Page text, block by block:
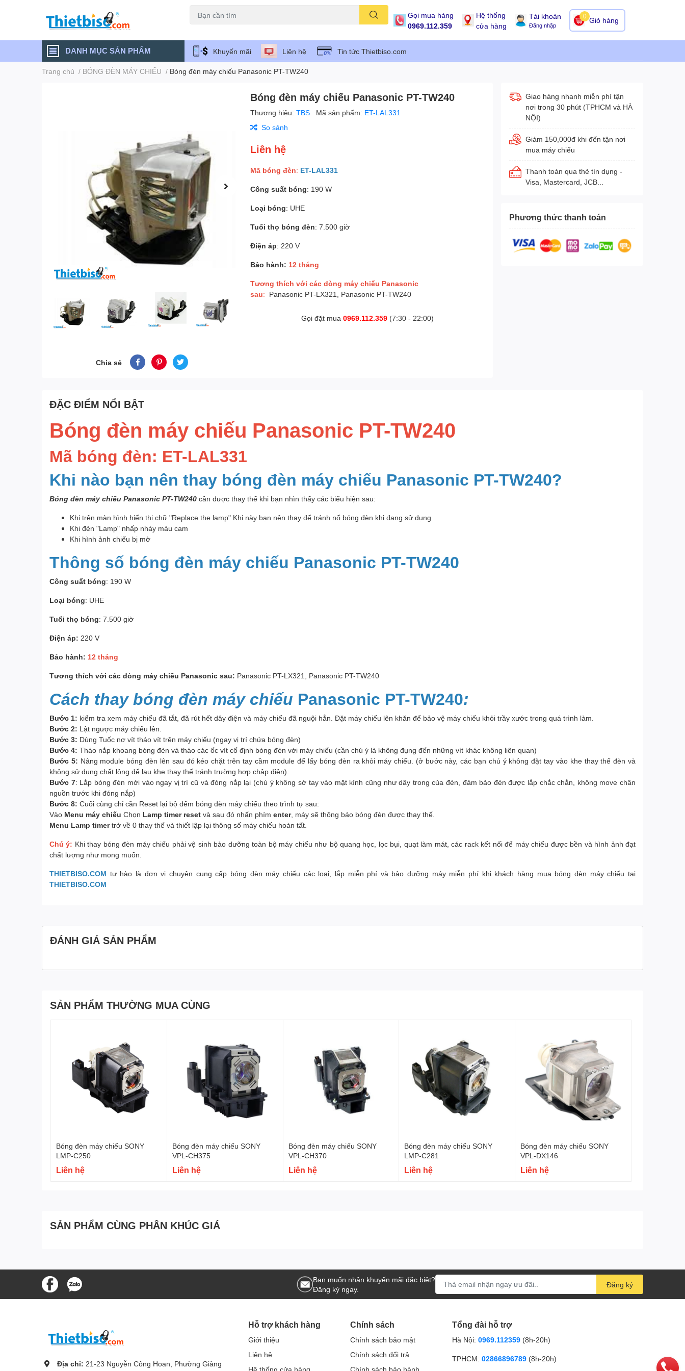
Gọi mua hàng
0969.112.359
Hệ thống
cửa hàng
Tài khoản
Đăng nhập
Giỏ hàng
0
DANH MỤC SẢN PHẨM Khuyến mãi Liên hệ Tin tức Thietbiso.com
Trang chủ / BÓNG ĐÈN MÁY CHIẾU / Bóng đèn máy chiếu Panasonic PT-TW240
Chia sẻ
Bóng đèn máy chiếu Panasonic PT-TW240
Thương hiệu:TBS Mã sản phẩm: ET-LAL331
So sánh
Liên hệ
Mã bóng đèn: ET-LAL331
Công suất bóng: 190 W
Loại bóng: UHE
Tuổi thọ bóng đèn: 7.500 giờ
Điện áp: 220 V
Bảo hành: 12 tháng
Tương thích với các dòng máy chiếu Panasonic
sau: Panasonic PT-LX321, Panasonic PT-TW240
Gọi đặt mua0969.112.359 (7:30 - 22:00)
Giao hàng nhanh miễn phí tận
nơi trong 30 phút (TPHCM và HÀ
NỘI)
Giảm 150,000đ khi đến tận nơi
mua máy chiếu
Thanh toán qua thẻ tín dụng -
Visa, Mastercard, JCB...
Phương thức thanh toán
ĐẶC ĐIỂM NỔI BẬT
Bóng đèn máy chiếu Panasonic PT-TW240
Mã bóng đèn: ET-LAL331
Khi nào bạn nên thay bóng đèn máy chiếu Panasonic PT-TW240?
Bóng đèn máy chiếu Panasonic PT-TW240 cần được thay thế khi bạn nhìn thấy các biểu hiện sau:
Khi trên màn hình hiển thị chữ "Replace the lamp" Khi này bạn nên thay để tránh nổ bóng đèn khi đang sử dụng
Khi đèn "Lamp" nhấp nháy màu cam
Khi hình ảnh chiếu bị mờ
Thông số bóng đèn máy chiếu Panasonic PT-TW240
Công suất bóng: 190 W
Loại bóng: UHE
Tuổi thọ bóng: 7.500 giờ
Điện áp: 220 V
Bảo hành: 12 tháng
Tương thích với các dòng máy chiếu Panasonic sau: Panasonic PT-LX321, Panasonic PT-TW240
Cách thay bóng đèn máy chiếu Panasonic PT-TW240:
Bước 1: kiểm tra xem máy chiếu đã tắt, đã rút hết dây điện và máy chiếu đã nguội hẳn. Đặt máy chiếu lên khăn để bảo vệ máy chiếu khỏi trầy xước trong quá trình làm.
Bước 2: Lật ngược máy chiếu lên.
Bước 3: Dùng Tuốc nơ vít tháo vít trên máy chiếu (ngay vị trí chứa bóng đèn)
Bước 4: Tháo nắp khoang bóng đèn và tháo các ốc vít cố định bóng đèn với máy chiếu (cần chú ý là không đụng đến những vít khác không liên quan)
Bước 5: Nâng module bóng đèn lên sau đó kéo chặt trên tay cầm module để lấy bóng đèn ra khỏi máy chiếu. (ở bước này, các bạn chú ý không đặt tay vào khe thay thế đèn và
không sử dụng chất lỏng để lau khe thay thế tránh trường hợp chập điện).
Bước 7: Lắp bóng đèn mới vào ngay vị trí cũ và đóng nắp lại (chú ý không sờ tay vào mặt kính cũng như dây trong của đèn, đảm bảo đèn được lắp chắc chắn, không move chân
nguồn trước khi đóng nắp)
Bước 8: Cuối cùng chỉ cần Reset lại bộ đếm bóng đèn máy chiếu theo trình tự sau:
Vào Menu máy chiếu Chọn Lamp timer reset và sau đó nhấn phím enter, máy sẽ thông báo bóng đèn được thay thế.
Menu Lamp timertrở về 0 thay thế và thiết lập lại thông số máy chiếu hoàn tất.
Chú ý: Khi thay bóng đèn máy chiếu phải vệ sinh bảo dưỡng toàn bộ máy chiếu như bộ quang học, lọc bụi, quạt làm mát, các rack kết nối để máy chiếu được bền và hình ảnh đạt
chất lượng như mong muốn.
THIETBISO.COM tự hào là đơn vị chuyên cung cấp bóng đèn máy chiếu các loại, lắp miễn phí và bảo dưỡng máy miễn phí khi khách hàng mua bóng đèn máy chiếu tại
THIETBISO.COM
ĐÁNH GIÁ SẢN PHẨM
SẢN PHẨM THƯỜNG MUA CÙNG
Bóng đèn máy chiếu SONY
LMP-C250
Liên hệ
Bóng đèn máy chiếu SONY
VPL-CH375
Liên hệ
Bóng đèn máy chiếu SONY
VPL-CH370
Liên hệ
Bóng đèn máy chiếu SONY
LMP-C281
Liên hệ
Bóng đèn máy chiếu SONY
VPL-DX146
Liên hệ
SẢN PHẨM CÙNG PHÂN KHÚC GIÁ
Bạn muốn nhận khuyến mãi đặc biệt?
Đăng ký ngay.
Đăng ký
Địa chỉ: 21-23 Nguyễn Công Hoan, Phường Giảng
Hỗ trợ khách hàng
Giới thiệu
Liên hệ
Hệ thống cửa hàng
Chính sách
Chính sách bảo mật
Chính sách đổi trả
Chính sách bảo hành
Tổng đài hỗ trợ
Hà Nội: 0969.112359 (8h-20h)
TPHCM: 02866896789 (8h-20h)